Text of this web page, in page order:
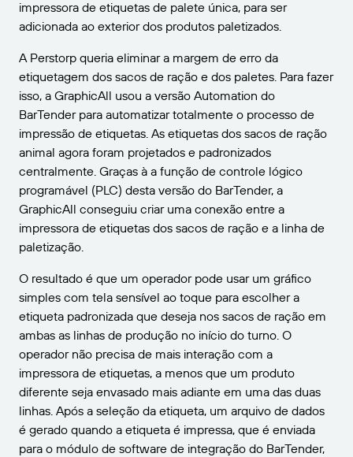
impressora de etiquetas de palete única, para ser
adicionada ao exterior dos produtos paletizados.
A Perstorp queria eliminar a margem de erro da
etiquetagem dos sacos de ração e dos paletes. Para fazer
isso, a GraphicAll usou a versão Automation do
BarTender para automatizar totalmente o processo de
impressão de etiquetas. As etiquetas dos sacos de ração
animal agora foram projetados e padronizados
centralmente. Graças à a função de controle lógico
programável (PLC) desta versão do BarTender, a
GraphicAll conseguiu criar uma conexão entre a
impressora de etiquetas dos sacos de ração e a linha de
paletização.
O resultado é que um operador pode usar um gráfico
simples com tela sensível ao toque para escolher a
etiqueta padronizada que deseja nos sacos de ração em
ambas as linhas de produção no início do turno. O
operador não precisa de mais interação com a
impressora de etiquetas, a menos que um produto
diferente seja envasado mais adiante em uma das duas
linhas. Após a seleção da etiqueta, um arquivo de dados
é gerado quando a etiqueta é impressa, que é enviada
para o módulo de software de integração do BarTender,